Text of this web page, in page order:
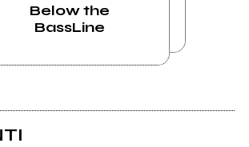
Below the
BassLine